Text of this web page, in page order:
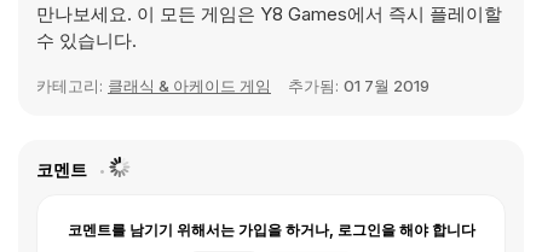
만나보세요. 이 모든 게임은 Y8 Games에서 즉시 플레이할
수 있습니다.
카테고리: 클래식 & 아케이드 게임 추가됨: 01 7월 2019
코멘트
코멘트를 남기기 위해서는 가입을 하거나, 로그인을 해야 합니다